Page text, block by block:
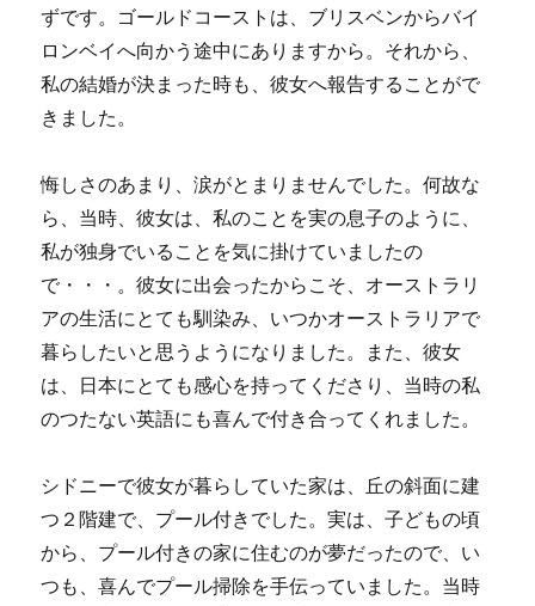
ずです。ゴールドコーストは、ブリスベンからバイ
ロンベイへ向かう途中にありますから。それから、
私の結婚が決まった時も、彼女へ報告することがで
きました。
悔しさのあまり、涙がとまりませんでした。何故な
ら、当時、彼女は、私のことを実の息子のように、
私が独身でいることを気に掛けていましたの
で・・・。彼女に出会ったからこそ、オーストラリ
アの生活にとても馴染み、いつかオーストラリアで
暮らしたいと思うようになりました。また、彼女
は、日本にとても感心を持ってくださり、当時の私
のつたない英語にも喜んで付き合ってくれました。
シドニーで彼女が暮らしていた家は、丘の斜面に建
つ２階建で、プール付きでした。実は、子どもの頃
から、プール付きの家に住むのが夢だったので、い
つも、喜んでプール掃除を手伝っていました。当時